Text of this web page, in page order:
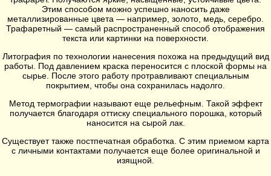
Этим способом можно успешно наносить даже
металлизированные цвета — например, золото, медь, серебро.
Трафаретный — самый распространенный способ отображения
текста или картинки на поверхности.
Литография по технологии нанесения похожа на предыдущий вид
работы. Под давлением краска переносится с плоской формы на
сырье. После этого работу протравливают специальным
покрытием, чтобы она сохранилась надолго.
Метод термографии называют еще рельефным. Такой эффект
получается благодаря оттиску специального порошка, который
наносится на сырой лак.
Существует также постпечатная обработка. С этим приемом карта
с личными контактами получается еще более оригинальной и
изящной.